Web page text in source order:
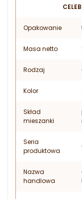
Opakowanie
Masa netto
Rodzaj
Kolor
Skład
mieszanki
Seria
produktowa
Nazwa
handlowa